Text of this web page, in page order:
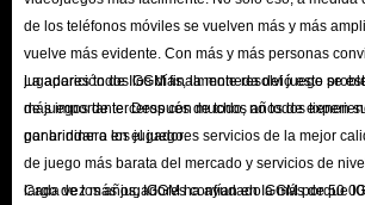
Bienes Comerciales
Vivienda y Asentamientos (Housing)
Cosméticos
Monedas Especiales
¿Cómo recolectar objetos valiosos?
Artesanía (Crafting):
Procesa materias primas
de los teléfonos móviles se vuelven más y más
vuelve más evidente. Con más y más personas
jugadores todos los días, la moneda del juego se
más importante. Después de todo, no todos tienen
ganar dinero en el juego.
La aparición de IGGM finalmente resolvió este
de juegos de terceros con muchos años de
por brindar a los jugadores servicios de la mejor
de juego más barata del mercado y servicios de
largo de los años, IGGM ha ayudado a más de 50
Cada vez más jugadores confían en IGGM porque